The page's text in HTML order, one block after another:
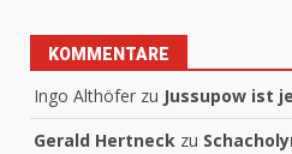
KOMMENTARE
Ingo Althöfer zu Jussupow ist
Gerald Hertneck zu